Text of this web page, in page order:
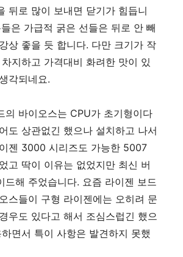
뒤로 많이 보내면 닫기가 힘듭니
은 가급적 굵은 선들은 뒤로 안 빼
상 좋을 듯 합니다. 다만 크기가 작
지하고 가격대비 화려한 맛이 있
각되네요.
의 바이오스는 CPU가 초기형이다
도 상관없긴 했으나 설치하고 나서
젠 3000 시리즈도 가능한 5007
고 딱이 이유는 없었지만 최신 버
드해 주었습니다. 요즘 라이젠 보드
스들이 구형 라이젠에는 오히려 문
우도 있다고 해서 조심스럽긴 했으
면서 특이 사항은 발견하지 못했